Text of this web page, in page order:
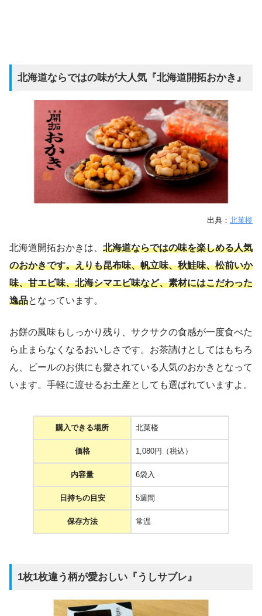
北海道ならではの味が大人気『北海道開拓おかき』
出典： 北菓楼
北海道開拓おかきは、 北海道ならではの味を楽しめる人気
のおかきです。えりも昆布味、帆立味、秋鮭味、松前いか
味、甘エビ味、北海シマエビ味など、素材にはこだわった
逸品となっています。
お餅の風味もしっかり残り、サクサクの食感が一度食べた
ら止まらなくなるおいしさです。お茶請けとしてはもちろ
ん、ビールのお供にも愛されている人気のおかきとなって
います。手軽に渡せるお土産としても選ばれていますよ。
購入できる場所 北菓楼
価格 1,080円（税込）
内容量 6袋入
日持ちの目安 5週間
保存方法 常温
1枚1枚違う柄が愛おしい『うしサブレ』